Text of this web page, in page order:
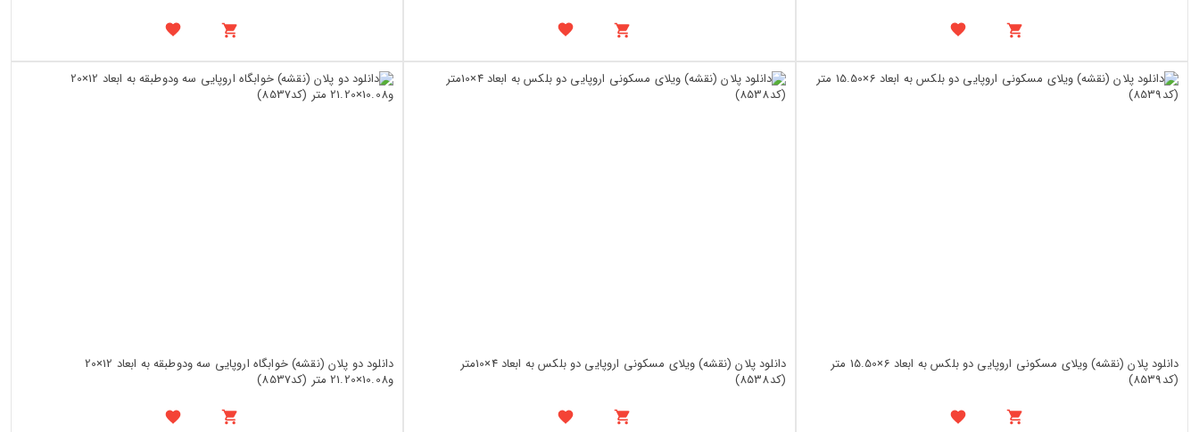
دانلود پلان (نقشه) ویلای مسکونی اروپایی دو بلکس به ابعاد 6×15.50 متر
(کد8539)
دانلود پلان (نقشه) ویلای مسکونی اروپایی دو بلکس به ابعاد 4×10متر
(کد8538)
دانلود دو پلان (نقشه) خوابگاه اروپایی سه ودوطبقه به ابعاد 12×20
و10.08×21.20 متر (کد8537)